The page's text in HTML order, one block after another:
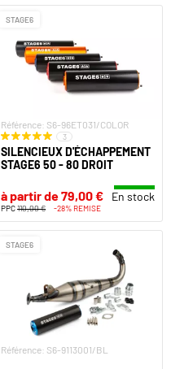
STAGE6
Référence: S6-96ET031/COLOR
3
SILENCIEUX D'ÉCHAPPEMENT
STAGE6 50 - 80 DROIT
à partir de 79,00 € En stock
PPC110,00 € -28% REMISE
STAGE6
Référence: S6-9113001/BL